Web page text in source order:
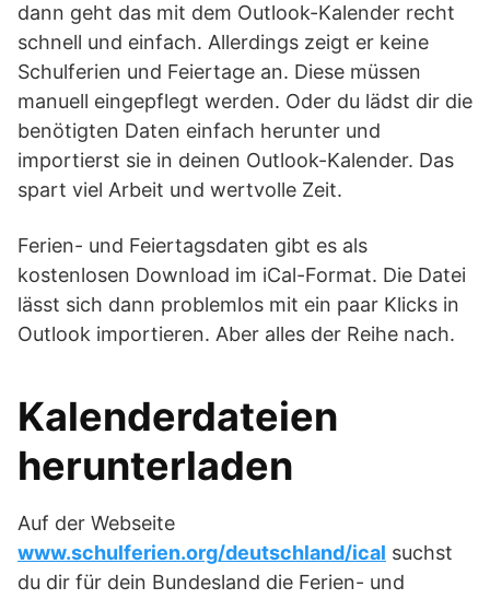
dann geht das mit dem Outlook-Kalender recht
schnell und einfach. Allerdings zeigt er keine
Schulferien und Feiertage an. Diese müssen
manuell eingepflegt werden. Oder du lädst dir die
benötigten Daten einfach herunter und
importierst sie in deinen Outlook-Kalender. Das
spart viel Arbeit und wertvolle Zeit.
Ferien- und Feiertagsdaten gibt es als
kostenlosen Download im iCal-Format. Die Datei
lässt sich dann problemlos mit ein paar Klicks in
Outlook importieren. Aber alles der Reihe nach.
Kalenderdateien
herunterladen
Auf der Webseite
www.schulferien.org/deutschland/ical suchst
du dir für dein Bundesland die Ferien- und